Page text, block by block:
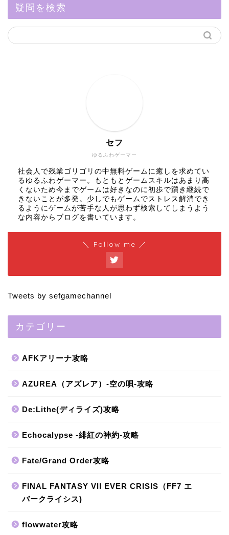
疑問を検索
ゆるふわゲーマー
セフ
社会人で残業ゴリゴリの中無料ゲームに癒しを求めてい
るゆるふわゲーマー。もともとゲームスキルはあまり高
くないため今までゲームは好きなのに初歩で躓き継続で
きないことが多発。少しでもゲームでストレス解消でき
るようにゲームが苦手な人が思わず検索してしまうよう
な内容からブログを書いています。
＼ Follow me ／
Tweets by sefgamechannel
カテゴリー
AFKアリーナ攻略
AZUREA（アズレア）-空の唄-攻略
De:Lithe(ディライズ)攻略
Echocalypse -緋紅の神約-攻略
Fate/Grand Order攻略
FINAL FANTASY VII EVER CRISIS（FF7 エ
バークライシス)
flowwater攻略